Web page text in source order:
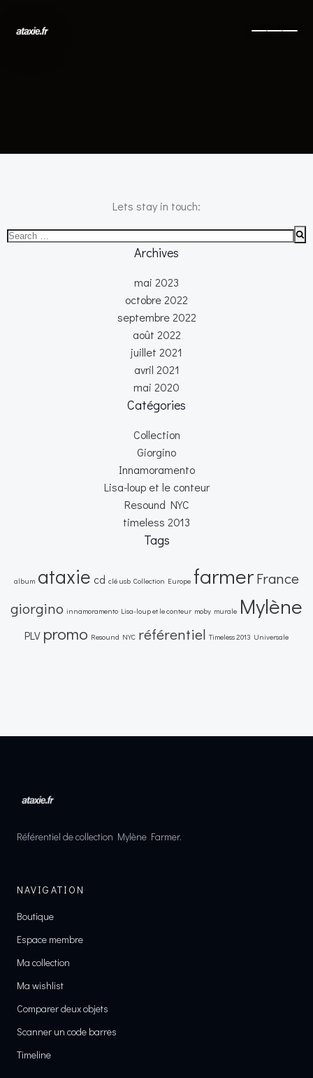
Lets stay in touch:
Search
Archives
mai 2023
octobre 2022
septembre 2022
août 2022
juillet 2021
avril 2021
mai 2020
Catégories
Collection
Giorgino
Innamoramento
Lisa-loup et le conteur
Resound NYC
timeless 2013
Tags
album ataxie cd clé usb Collection Europe farmerFrance
giorgino innamoramento Lisa-loup et le conteur moby murale Mylène
PLV promo Resound NYC référentiel Timeless 2013 Universale
Référentiel de collection Mylène Farmer.
NAVIGATION
Boutique
Espace membre
Ma collection
Ma wishlist
Comparer deux objets
Scanner un code barres
Timeline